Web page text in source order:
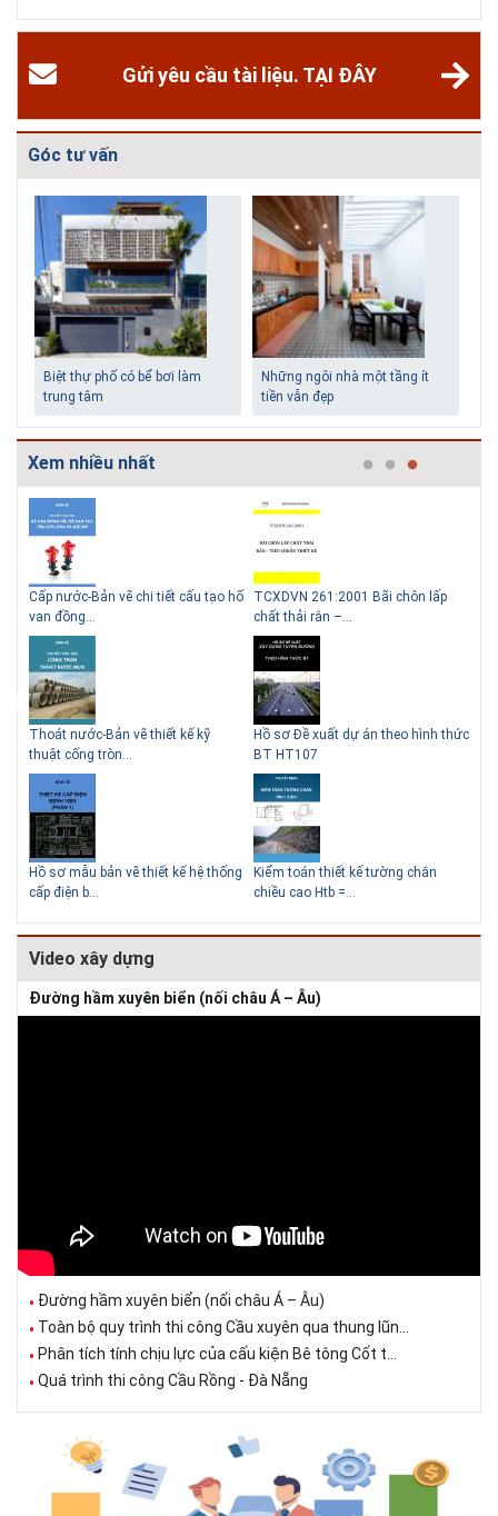
Gửi yêu cầu tài liệu. TẠI ĐÂY
Góc tư vấn
Biệt thự phố có bể bơi làm
trung tâm
Những ngôi nhà một tầng ít
tiền vẫn đẹp
Lý do nên sử dụng gạch block
để xây nhà
Thiết kế nhà siêu nhỏ độc đáo
Giải pháp xử lý thấm chân
tường
Xem nhiều nhất
Cấp nước-Bản vẽ chi tiết cấu tạo hố
van đồng...
Thoát nước-Bản vẽ thiết kế kỹ
thuật cống tròn...
Hồ sơ mẫu bản vẽ thiết kế hệ thống
cấp điện b...
TCXDVN 261:2001 Bãi chôn lấp
chất thải rắn –...
Hồ sơ Đề xuất dự án theo hình thức
BT HT107
Kiểm toán thiết kế tường chắn
chiều cao Htb =...
Video xây dựng
Đường hầm xuyên biển (nối châu Á – Âu)
Đường hầm xuyên biển (nối châu Á – Âu)
Toàn bộ quy trình thi công Cầu xuyên qua thung lũn...
Phân tích tính chịu lực của cấu kiện Bê tông Cốt t...
Quá trình thi công Cầu Rồng - Đà Nẵng